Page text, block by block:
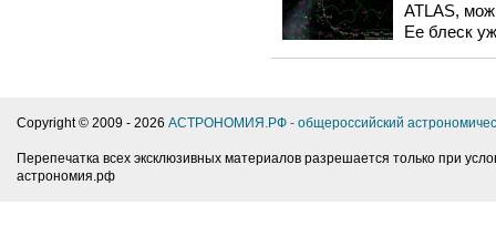
ATLAS,
Ее блеск
Copyright © 2009 - 2026 АСТРОНОМИЯ.РФ - общероссийский
Перепечатка всех эксклюзивных материалов разрешается только при
астрономия.рф